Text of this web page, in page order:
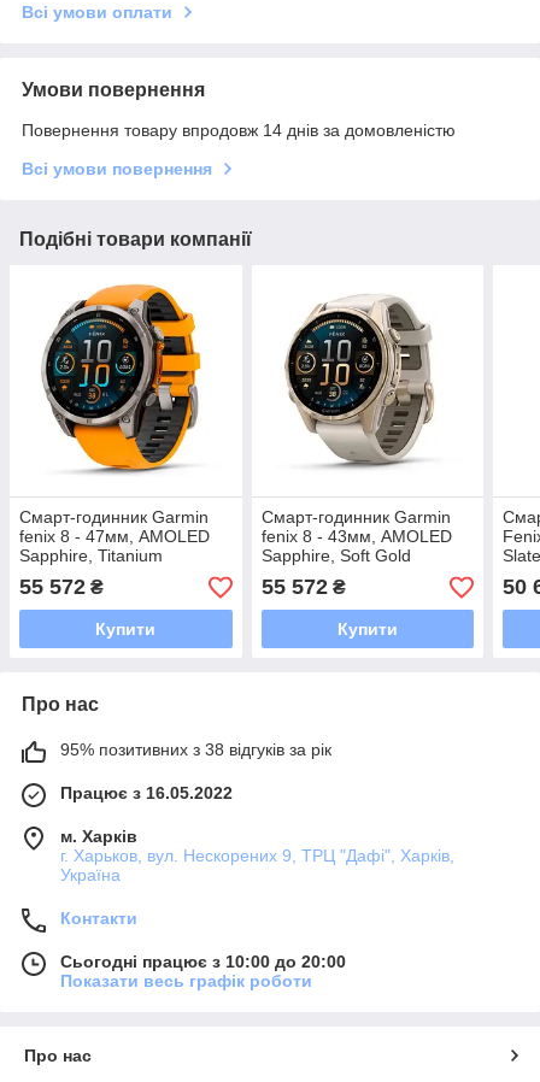
Всі умови оплати
Умови повернення
Повернення товару впродовж 14 днів за домовленістю
Всі умови повернення
Подібні товари компанії
Смарт-годинник Garmin
fenix 8 - 47мм, AMOLED
Sapphire, Titanium
55 572 ₴
Купити
Смарт-годинник Garmin
fenix 8 - 43мм, AMOLED
Sapphire, Soft Gold
55 572₴
Купити
50
Про нас
95% позитивних з 38 відгуків за рік
Працює з 16.05.2022
м. Харків
г. Харьков, вул. Нескорених 9, ТРЦ "Дафі", Харків,
Україна
Контакти
Сьогодні працює з 10:00 до 20:00
Показати весь графік роботи
Про нас